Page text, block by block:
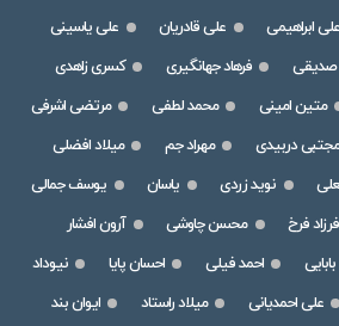
علی ابراهیمی علی قادریان
علی یاسینی
صدیقی فرهاد جهانگیری
کسری زاهدی
متین امینی محمد لطفی
مرتضی اشرفی
مجتبی دربیدی مهراد جم
میلاد افضلی
نوید زردی یاسان
یوسف جمالی
فرزاد فرخ محسن چاوشی
آرون افشار
احمد فیلی احسان پایا
نیوداد
علی احمدیانی میلاد راستاد
ایوان بند